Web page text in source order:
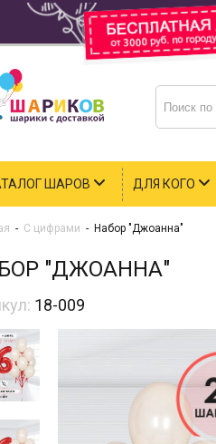
ШАРОВ ДЛЯ КОГО
- С цифрами - Набор "Джоанна"
"ДЖОАННА"
18-009